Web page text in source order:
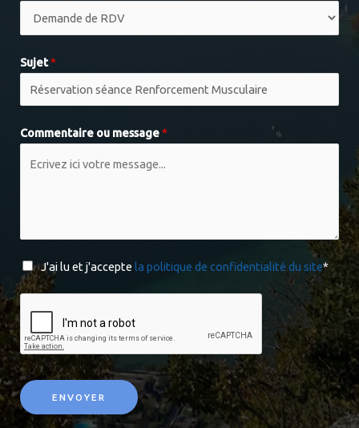
Sujet*
Commentaire ou message*
J'ai lu et j'accepte la politique de confidentialité du site*
ENVOYER